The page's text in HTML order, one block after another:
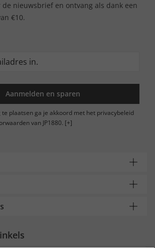
nieuwsbrief en ontvang als dank een
€10.
Aanmelden en sparen
plaatsen ga je akkoord met het privacybeleid
van JP1880. [+]